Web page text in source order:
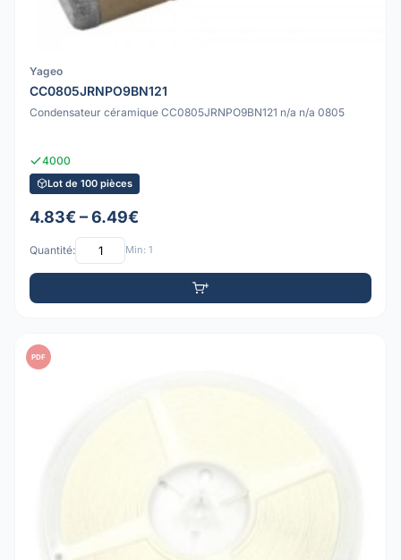
Yageo
CC0805JRNPO9BN121
Condensateur céramique CC0805JRNPO9BN121 n/a n/a 0805
4000
Lot de 100 pièces
4.83€ – 6.49€
Quantité: Min: 1
PDF